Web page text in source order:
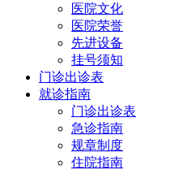
医院文化
医院荣誉
先进设备
挂号须知
门诊出诊表
就诊指南
门诊出诊表
急诊指南
规章制度
住院指南